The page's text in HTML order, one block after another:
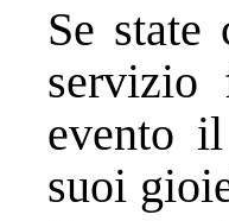
Se state
servizio
evento
suoi